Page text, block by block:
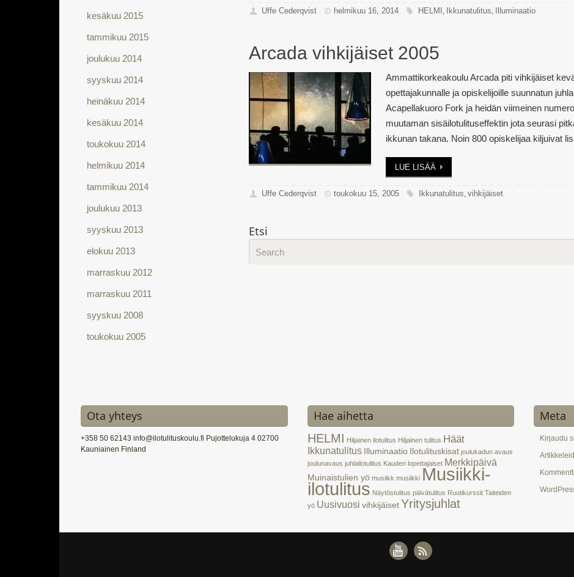
Uffe Cederqvist helmikuu 16, 2014 HELMI , Ikkunatulitus, Illuminaatio
Arcada vihkijäiset 2005
Ammattikorkeakoulu Arcada piti vihkijäiset
opettajakunnalle ja opiskelijoille suunnatun
Acapellakuoro Fork ja heidän viimeinen
muutaman sisäilotulituseffektin jota seurasi
ikkunan takana. Noin 800 opiskelijaa kiljuivat
LUE LISÄÄ
Uffe Cederqvist toukokuu 15, 2005 Ikkunatulitus, vihkijäiset
Etsi
kesäkuu 2015
tammikuu 2015
joulukuu 2014
syyskuu 2014
heinäkuu 2014
kesäkuu 2014
toukokuu 2014
helmikuu 2014
tammikuu 2014
joulukuu 2013
syyskuu 2013
elokuu 2013
marraskuu 2012
marraskuu 2011
syyskuu 2008
toukokuu 2005
Ota yhteys
+358 50 62143 info@ilotulituskoulu.fi Pujottelukuja 4 02700
Kauniainen Finland
Hae aihetta
HELMI Hiljainen ilotulitus Hiljainen tulitus Häät
Ikkunatulitus Illuminaatio Ilotulituskisat joulukadun avaus
joulunavaus juhlailotulitus Kauden lopettajaiset Merkkipäivä
Muinaistulien yö musiikk musiikki Musiikki-
ilotulitus Näytöstulitus päivätulitus Ruutikurssit Taiteiden
yö Uusivuosi vihkijäiset Yritysjuhlat
Meta
Kirjaudu